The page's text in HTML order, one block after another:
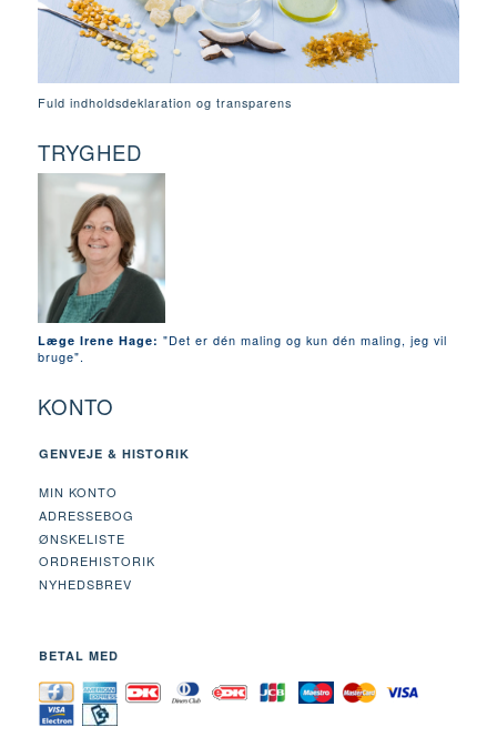
Fuld indholdsdeklaration og transparens
TRYGHED
Læge Irene Hage: "Det er dén maling og kun dén maling, jeg vil
bruge".
KONTO
GENVEJE & HISTORIK
MIN KONTO
ADRESSEBOG
ØNSKELISTE
ORDREHISTORIK
NYHEDSBREV
BETAL MED